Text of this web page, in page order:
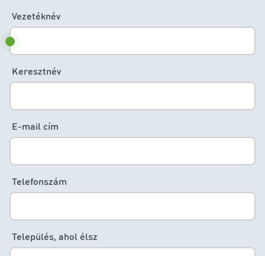
Vezetéknév
Keresztnév
E-mail cím
Telefonszám
Település, ahol élsz